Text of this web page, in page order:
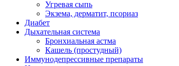
Угревая сыпь
Экзема, дерматит, псориаз
Диабет
Дыхательная система
Бронхиальная астма
Кашель (простудный)
Иммунодепрессивные препараты